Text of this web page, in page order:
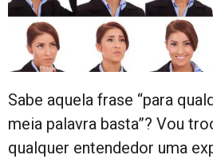
Sabe aquela frase “para
meia palavra basta”? Vou
qualquer entendedor uma